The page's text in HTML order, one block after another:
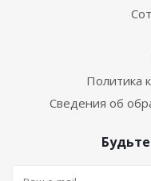
Политика
Сведения об